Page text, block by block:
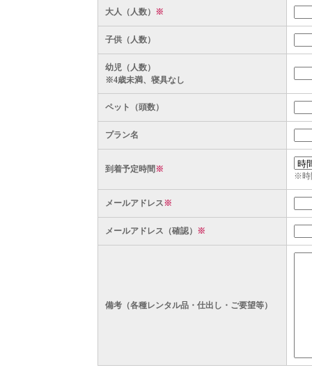
大人（人数） ※
子供（人数）
幼児（人数）
※4歳未満、寝具なし
ペット（頭数）
プラン名
到着予定時間※
※時
メールアドレス※
メールアドレス（確認） ※
備考（各種レンタル品・仕出し・ご要望等）